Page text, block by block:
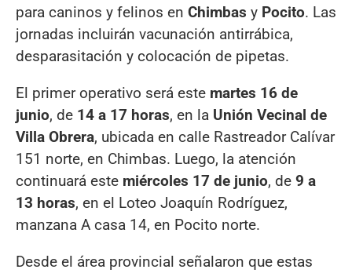
para caninos y felinos en Chimbas y Pocito. Las
jornadas incluirán vacunación antirrábica,
desparasitación y colocación de pipetas.
El primer operativo será este martes 16 de
junio, de 14 a 17 horas, en la Unión Vecinal de
Villa Obrera, ubicada en calle Rastreador Calívar
151 norte, en Chimbas. Luego, la atención
continuará este miércoles 17 de junio, de 9 a
13 horas, en el Loteo Joaquín Rodríguez,
manzana A casa 14, en Pocito norte.
Desde el área provincial señalaron que estas